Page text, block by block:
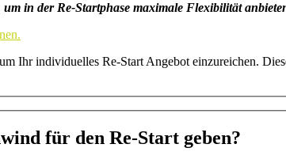
in der Re-Startphase maximale Flexibilität
Ihr individuelles Re-Start Angebot einzureichen.
für den Re-Start geben?